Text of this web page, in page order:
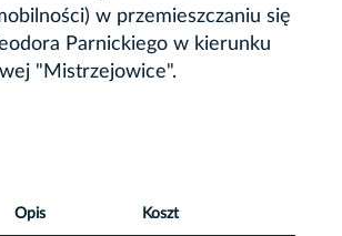
w przemieszczaniu się
Parnickiego w kierunku
"Mistrzejowice".
Opis Koszt